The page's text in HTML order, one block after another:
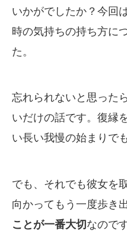
いかがでしたか？今回
時の気持ちの持ち方に
た。
忘れられないと思った
いだけの話です。復縁
い長い我慢の始まりで
でも、それでも彼女を
向かってもう一度歩き
ことが一番大切なのです